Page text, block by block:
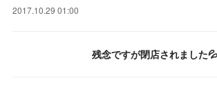
2017.10.29 01:00
残念ですが閉店されました💦